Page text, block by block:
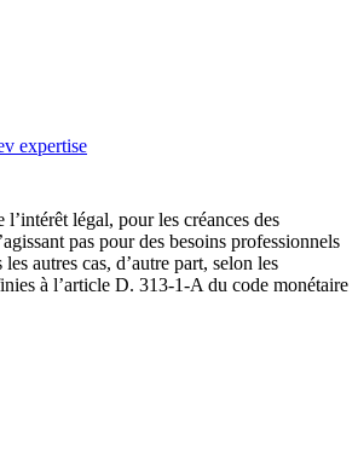
l’intérêt légal, pour les créances des
pas pour des besoins professionnels
autres cas, d’autre part, selon les
à l’article D. 313-1-A du code monétaire